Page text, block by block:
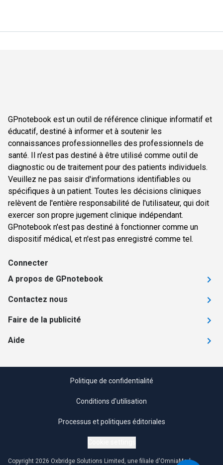
GPnotebook est un outil de référence clinique informatif et
éducatif, destiné à informer et à soutenir les
connaissances professionnelles des professionnels de
santé. Il n'est pas destiné à être utilisé comme outil de
diagnostic ou de traitement pour des patients individuels.
Veuillez ne pas saisir d'informations identifiables ou
spécifiques à un patient. Toutes les décisions cliniques
relèvent de l'entière responsabilité de l'utilisateur, qui doit
exercer son propre jugement clinique indépendant.
GPnotebook n'est pas destiné à fonctionner comme un
dispositif médical, et n'est pas enregistré comme tel.
Connecter
A propos de GPnotebook
Contactez nous
Faire de la publicité
Aide
Politique de confidentialité
Conditions d'utilisation
Processus et politiques éditoriales
Copyright 2026 Oxbridge Solutions Limited, une filiale d'OmniaMed